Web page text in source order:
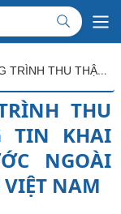
ỨNG DỤNG CHƯƠNG TRÌNH THU THẬP, CHIA SẺ THÔNG TIN KHAI BÁO CỦA NGƯỜI NƯỚC NGOÀI TRƯỚC KHI NHẬP CẢNH VIỆT NAM
THU
TIN KHAI
NGOÀI
NAM